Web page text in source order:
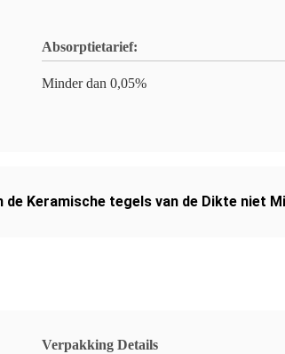
Absorptietarief:
Minder dan 0,05%
de Keramische tegels van de Dikte niet
Verpakking Details